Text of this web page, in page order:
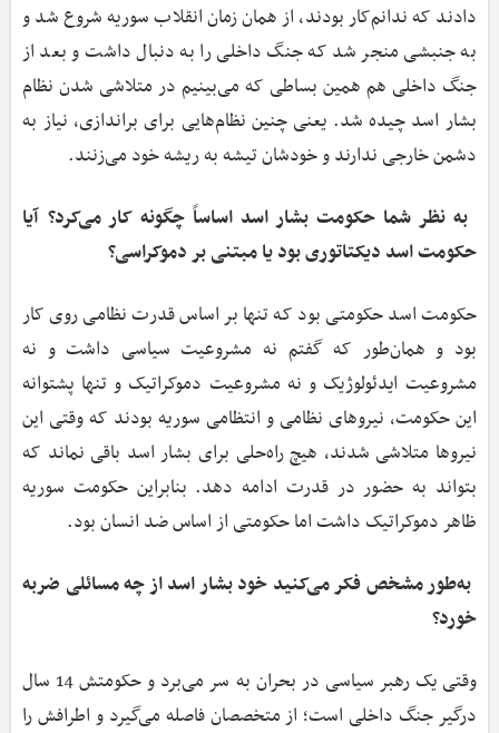
دادند که ندانم‌کار بودند، از همان زمان انقلاب سوریه شروع شد و
به جنبشی منجر شد که جنگ داخلی را به دنبال داشت و بعد از
جنگ داخلی هم همین بساطی که می‌بینیم در متلاشی شدن نظام
بشار اسد چیده شد. یعنی چنین نظام‌هایی برای براندازی، نیاز به
دشمن خارجی ندارند و خودشان تیشه به ریشه خود می‌زنند.
‌ به نظر شما حکومت بشار اسد اساساً چگونه کار می‌کرد؟ آیا
حکومت اسد دیکتاتوری بود یا مبتنی بر دموکراسی؟
حکومت اسد حکومتی بود که تنها بر اساس قدرت نظامی روی کار
بود و همان‌طور که گفتم نه مشروعیت سیاسی داشت و نه
مشروعیت ایدئولوژیک و نه مشروعیت دموکراتیک و تنها پشتوانه
این حکومت، نیروهای نظامی و انتظامی سوریه بودند که وقتی این
نیروها متلاشی شدند، هیچ راه‌حلی برای بشار اسد باقی نماند که
بتواند به حضور در قدرت ادامه دهد. بنابراین حکومت سوریه
ظاهر دموکراتیک داشت اما حکومتی از اساس ضد انسان بود.
‌ به‌طور مشخص فکر می‌کنید خود بشار اسد از چه مسائلی ضربه
خورد؟
وقتی یک رهبر سیاسی در بحران به سر می‌برد و حکومتش 14 سال
درگیر جنگ داخلی است؛ از متخصصان فاصله می‌گیرد و اطرافش را